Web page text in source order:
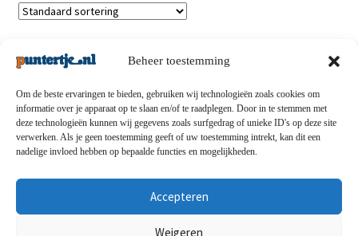
Beheer toestemming
Om de beste ervaringen te bieden, gebruiken wij technologieën zoals cookies om
informatie over je apparaat op te slaan en/of te raadplegen. Door in te stemmen met
deze technologieën kunnen wij gegevens zoals surfgedrag of unieke ID's op deze site
verwerken. Als je geen toestemming geeft of uw toestemming intrekt, kan dit een
nadelige invloed hebben op bepaalde functies en mogelijkheden.
Accepteren
Weigeren
Privacybeleid-Verzending en retouren-Algemene
voorwaarden-Disclaimert-Betaalmethoden-Over ons